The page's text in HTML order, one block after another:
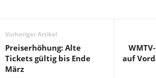
Vorheriger Artikel
Preiserhöhung: Alte
Tickets gültig bis Ende
März
auf